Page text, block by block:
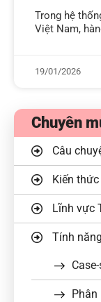
Trong hệ
Việt Nam,
19/01/2026
Chuyên
Câu
Kiến
Lĩnh vực
Tính
Phân